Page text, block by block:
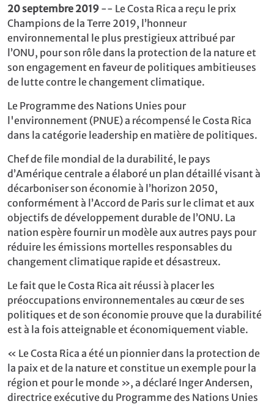
20 septembre 2019 -- Le Costa Rica a reçu le prix
Champions de la Terre 2019, l’honneur
environnemental le plus prestigieux attribué par
l’ONU, pour son rôle dans la protection de la nature et
son engagement en faveur de politiques ambitieuses
de lutte contre le changement climatique.
Le Programme des Nations Unies pour
l'environnement (PNUE) a récompensé le Costa Rica
dans la catégorie leadership en matière de politiques.
Chef de file mondial de la durabilité, le pays
d’Amérique centrale a élaboré un plan détaillé visant à
décarboniser son économie à l’horizon 2050,
conformément à l’Accord de Paris sur le climat et aux
objectifs de développement durable de l’ONU. La
nation espère fournir un modèle aux autres pays pour
réduire les émissions mortelles responsables du
changement climatique rapide et désastreux.
Le fait que le Costa Rica ait réussi à placer les
préoccupations environnementales au cœur de ses
politiques et de son économie prouve que la durabilité
est à la fois atteignable et économiquement viable.
« Le Costa Rica a été un pionnier dans la protection de
la paix et de la nature et constitue un exemple pour la
région et pour le monde », a déclaré Inger Andersen,
directrice exécutive du Programme des Nations Unies